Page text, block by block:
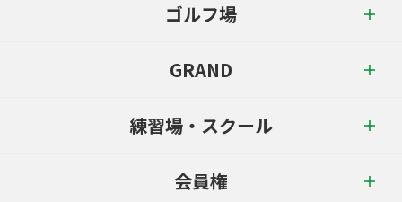
ゴルフ場
GRAND
練習場・スクール
会員権